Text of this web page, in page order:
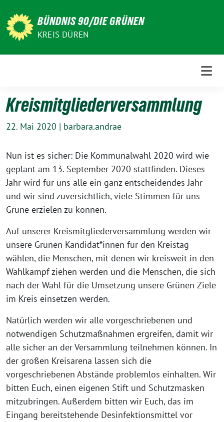
zum
Inhalt
BÜNDNIS 90/DIE GRÜNEN
KREIS DÜREN
Kreismitgliederversammlung
22. Mai 2020 | barbara.andrae
Nun ist es sicher: Die Kommunalwahl 2020 wird wie
geplant am 13. September 2020 stattfinden. Dieses
Jahr wird für uns alle ein ganz entscheidendes Jahr
und wir sind zuversichtlich, viele Stimmen für uns
Grüne erzielen zu können.
Auf unserer Kreismitgliederversammlung werden wir
unsere Grünen Kandidat*innen für den Kreistag
wählen, die Menschen, mit denen wir kreisweit in den
Wahlkampf ziehen werden und die Menschen, die sich
nach der Wahl für die Umsetzung unsere Grünen Ziele
im Kreis einsetzen werden.
Natürlich werden wir alle vorgeschriebenen und
notwendigen Schutzmaßnahmen ergreifen, damit wir
alle sicher an der Versammlung teilnehmen können. In
der großen Kreisarena lassen sich die
vorgeschriebenen Abstände problemlos einhalten. Wir
bitten Euch, einen eigenen Stift und Schutzmasken
mitzubringen. Außerdem bitten wir Euch, das im
Eingang bereitstehende Desinfektionsmittel vor